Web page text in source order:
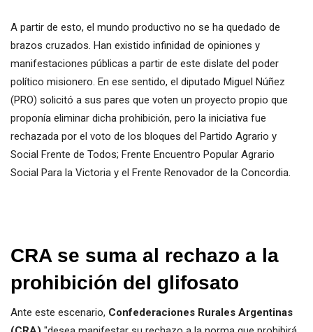
A partir de esto, el mundo productivo no se ha quedado de
brazos cruzados. Han existido infinidad de opiniones y
manifestaciones públicas a partir de este dislate del poder
político misionero. En ese sentido, el diputado Miguel Núñez
(PRO) solicitó a sus pares que voten un proyecto propio que
proponía eliminar dicha prohibición, pero la iniciativa fue
rechazada por el voto de los bloques del Partido Agrario y
Social Frente de Todos; Frente Encuentro Popular Agrario
Social Para la Victoria y el Frente Renovador de la Concordia.
CRA se suma al rechazo a la
prohibición del glifosato
Ante este escenario, Confederaciones Rurales Argentinas